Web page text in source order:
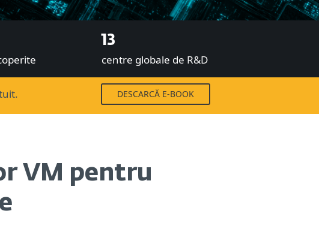
13
centre globale de R&D
DESCARCĂ E-BOOK
VM pentru